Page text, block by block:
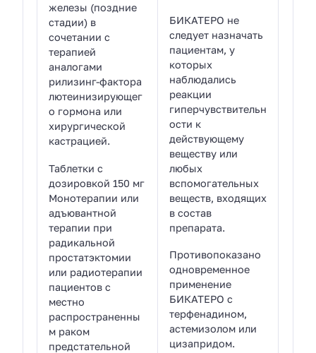
железы (поздние
стадии) в
сочетании с
терапией
аналогами
рилизинг-фактора
лютеинизирующег
о гормона или
хирургической
кастрацией.
Таблетки с
дозировкой 150 мг
Монотерапии или
адъювантной
терапии при
радикальной
простатэктомии
или радиотерапии
пациентов с
местно
распространенны
м раком
предстательной
БИКАТЕРО не
следует назначать
пациентам, у
которых
наблюдались
реакции
гиперчувствительн
ости к
действующему
веществу или
любых
вспомогательных
веществ, входящих
в состав
препарата.
Противопоказано
одновременное
применение
БИКАТЕРО с
терфенадином,
астемизолом или
цизапридом.